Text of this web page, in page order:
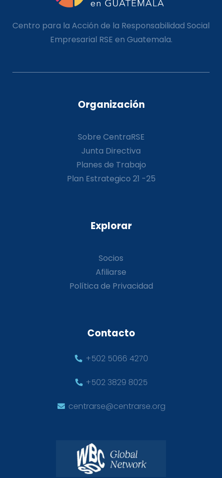
Centro para la Acción de la Responsabilidad Social
Empresarial RSE en Guatemala.
Organización
Sobre CentraRSE
Junta Directiva
Planes de Trabajo
Plan Estrategico 21 -25
Explorar
Socios
Afiliarse
Política de Privacidad
Contacto
+502 5066 4270
+502 3829 8025
centrarse@centrarse.org